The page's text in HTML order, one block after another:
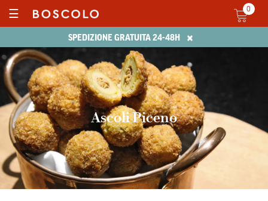
SPEDIZIONE GRATUITA 24-48H ×
☰ 0
Ascoli Piceno